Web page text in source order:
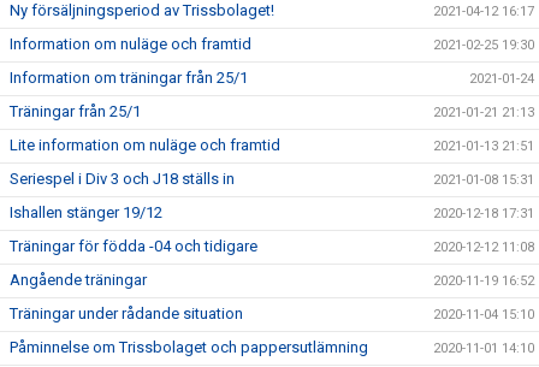
Ny försäljningsperiod av Trissbolaget! 2021-04-12 16:17
Information om nuläge och framtid 2021-02-25 19:30
Information om träningar från 25/1 2021-01-24
Träningar från 25/1 2021-01-21 21:13
Lite information om nuläge och framtid 2021-01-13 21:51
Seriespel i Div 3 och J18 ställs in 2021-01-08 15:31
Ishallen stänger 19/12 2020-12-18 17:31
Träningar för födda -04 och tidigare 2020-12-12 11:08
Angående träningar 2020-11-19 16:52
Träningar under rådande situation 2020-11-04 15:10
Påminnelse om Trissbolaget och pappersutlämning 2020-11-01 14:10